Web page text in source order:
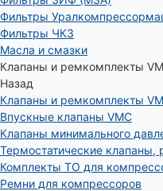
Фильтры
Фильтры ЧКЗ
Масла и смазки
Клапаны и ремкомплекты
Назад
Клапаны и ремкомплекты
Впускные клапаны VMC
Клапаны минимального
Термостатические клапаны,
Комплекты ТО для
Ремни для компрессоров